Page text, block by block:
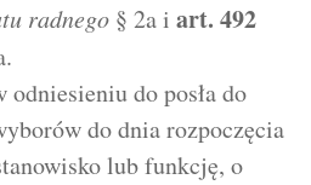
radnego § 2a i art. 492
do posła do
do dnia rozpoczęcia
lub funkcję, o